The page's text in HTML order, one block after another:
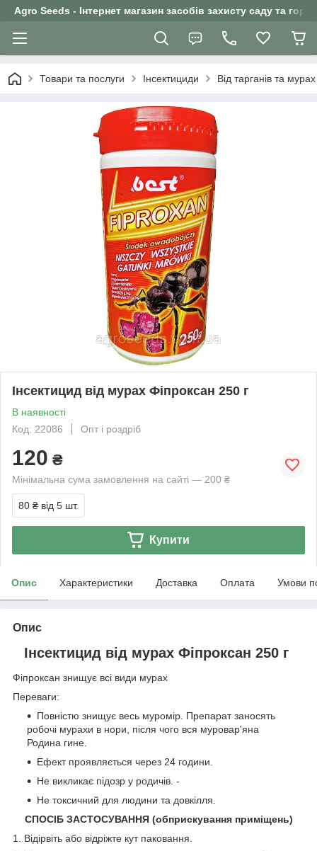
Agro Seeds - Інтернет магазин засобів захисту саду та
Товари та послуги Інсектициди Від тарганів та мурах
Інсектицид від мурах Фіпроксан 250 г
В наявності
Код: 22086
Опт і роздріб
120 ₴
Мінімальна сума замовлення на сайті — 200 ₴
80 ₴ від 5 шт.
Купити
Опис Характеристики Доставка Оплата Умови
Опис
Інсектицид від мурах Фіпроксан 250 г
Фіпроксан знищує всі види мурах
Переваги:
Повністю знищує весь муромір. Препарат заносять
робочі мурахи в нори, після чого вся муровар'яна
Родина гине.
Ефект проявляється через 24 години.
Не викликає підозр у родичів. -
Не токсичний для людини та довкілля.
СПОСІБ ЗАСТОСУВАННЯ (обприскування приміщень)
1. Відірвіть або відріжте кут паковання.